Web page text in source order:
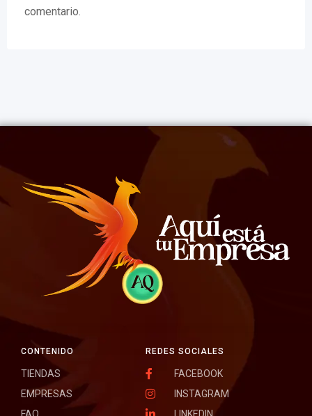
comentario.
REDES SOCIALES
FACEBOOK
INSTAGRAM
LINKEDIN
CONTENIDO
TIENDAS
EMPRESAS
FAQ